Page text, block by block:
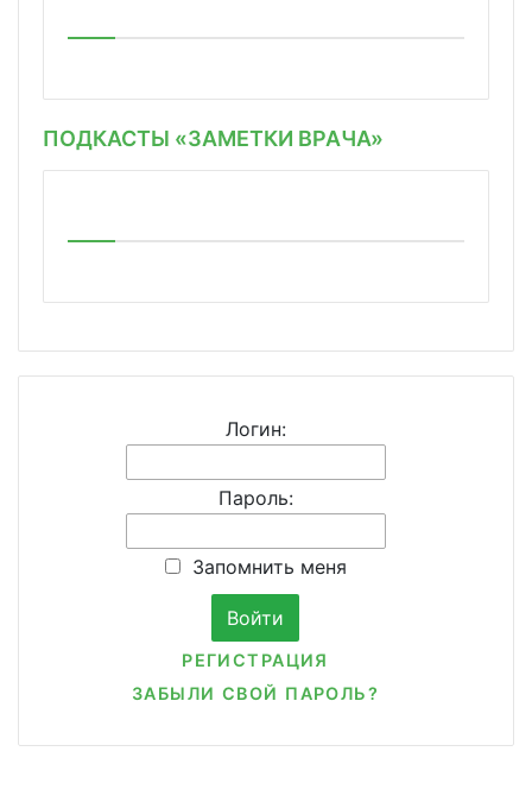
ПОДКАСТЫ «ЗАМЕТКИ ВРАЧА»
Логин:
Пароль:
Запомнить меня
РЕГИСТРАЦИЯ
ЗАБЫЛИ СВОЙ ПАРОЛЬ?